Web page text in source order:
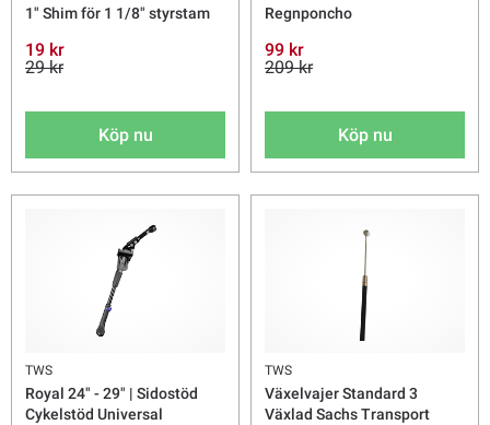
1" Shim för 1 1/8" styrstam
19 kr
29 kr
Köp nu
Regnponcho
99 kr
209 kr
Köp nu
TWS
Royal 24" - 29" | Sidostöd
Cykelstöd Universal
TWS
Växelvajer Standard 3
Växlad Sachs Transport